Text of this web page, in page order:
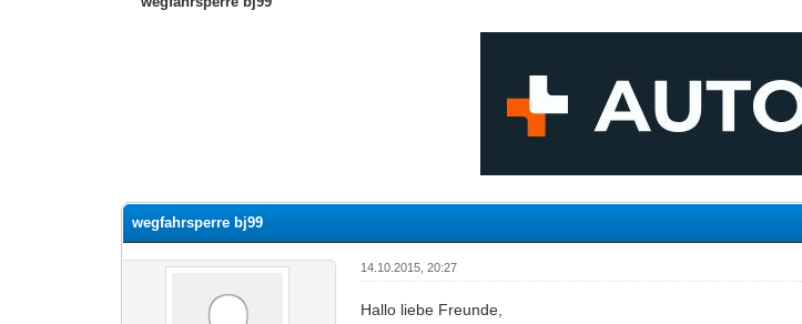
wegfahrsperre bj99
14.10.2015, 20:27
Hallo liebe Freunde,